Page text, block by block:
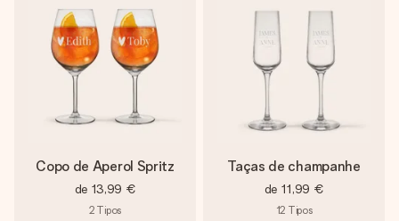
Copo de Aperol Spritz
de 13,99 €
2 Tipos
Taças de champanhe
de 11,99 €
12 Tipos